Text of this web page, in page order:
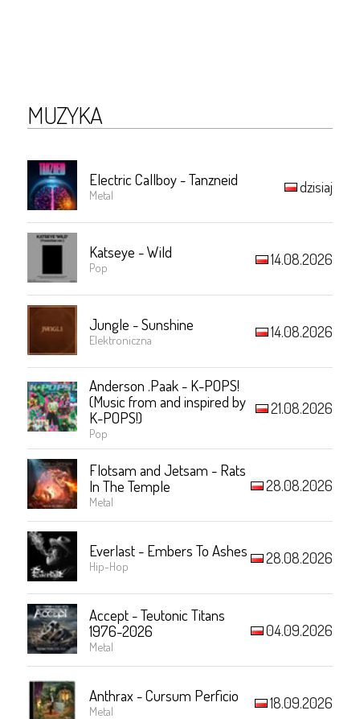
MUZYKA
Electric Callboy - Tanzneid
Metal dzisiaj
Katseye - Wild
Pop 14.08.2026
Jungle - Sunshine
Elektroniczna 14.08.2026
Anderson .Paak - K-POPS!
(Music from and inspired by
K-POPS!)
Pop
21.08.2026
Flotsam and Jetsam - Rats
In The Temple
Metal
28.08.2026
Everlast - Embers To Ashes
Hip-Hop 28.08.2026
Accept - Teutonic Titans
1976-2026
Metal
04.09.2026
Anthrax - Cursum Perficio
Metal 18.09.2026